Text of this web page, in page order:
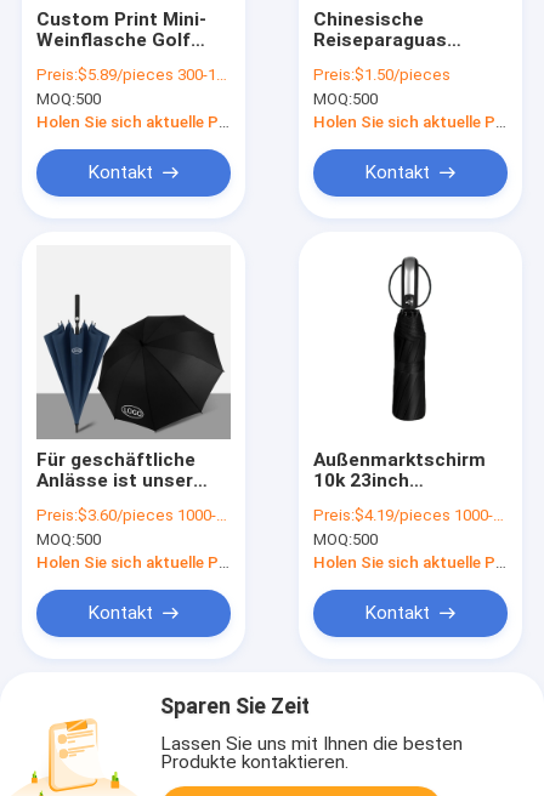
Custom Print Mini-
Weinflasche Golf
Geschäftswerbung
und
Reisebedürfnisse
Preis:$5.89/pieces 300-1999 pieces
MOQ:500
Kontakt
Chinesische
Reiseparaguas
individuellem Logo
und UV-Schutz
Preis:$1.50/pieces
MOQ:500
Kontakt
Für geschäftliche
Anlässe ist unser
langem Griff und
Doppelregenschirm
perfekt.
Preis:$3.60/pieces 1000-4999 pieces
MOQ:500
Holen Sie sich aktuelle Preis
Kontakt
Außenmarktschirm
10k 23inch
Auto-Schirm mit
Plastikgriff
Preis:$4.19/pieces 1000-4999 pieces
MOQ:500
Holen Sie sich aktuelle Preis
Kontakt
Sparen Sie Zeit
Lassen Sie uns mit Ihnen die besten
Produkte kontaktieren.